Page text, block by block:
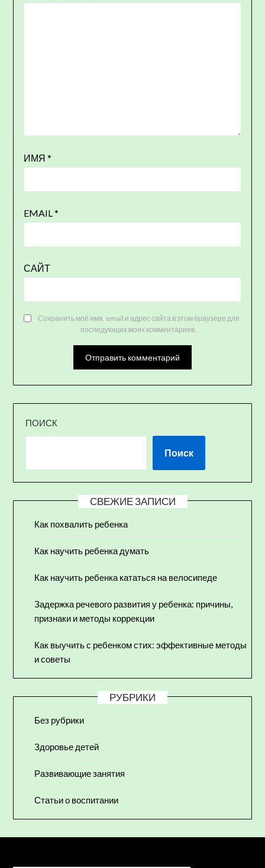
ИМЯ *
EMAIL*
САЙТ
Сохранить моё имя, email и адрес сайта в этом браузере для
последующих моих комментариев.
ПОИСК
Поиск
СВЕЖИЕ ЗАПИСИ
Как похвалить ребенка
Как научить ребенка думать
Как научить ребенка кататься на велосипеде
Задержка речевого развития у ребенка: причины,
признаки и методы коррекции
Как выучить с ребенком стих: эффективные методы
и советы
РУБРИКИ
Без рубрики
Здоровье детей
Развивающие занятия
Статьи о воспитании